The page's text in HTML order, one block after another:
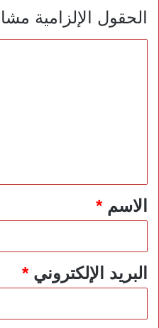
الحقول الإلزامية
*الاسم*
البريد الإلكتروني*